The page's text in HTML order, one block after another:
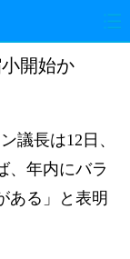
経済
写真
開始か
議長は12日、
、年内にバラ
ある」と表明